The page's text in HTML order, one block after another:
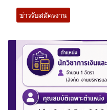
ข่าวรับสมัครงาน